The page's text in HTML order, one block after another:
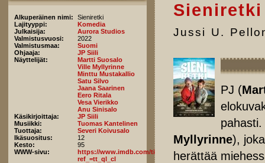
Alkuperäinen nimi:
Sieniretki
Lajityyppi:
Komedia
Julkaisija:
Aurora Studios
Valmistusvuosi:
2022
Valmistusmaa:
Suomi
Ohjaaja:
JP Siili
Näyttelijät:
Martti Suosalo
Ville Myllyrinne
Minttu Mustakallio
Satu Silvo
Jaana Saarinen
Eero Ritala
Vesa Vierikko
Anu Sinisalo
Käsikirjoittaja:
JP Siili
Musiikki:
Tuomas Kantelinen
Tuottaja:
Severi Koivusalo
Ikäsuositus:
12
Kesto:
95
WWW-sivu:
https://www.imdb.com/title/tt15471906/fullcredits/?
ref_=tt_ql_cl
Sieniretki
Jussi U.
PJ (
Myllyrinne),
herättää